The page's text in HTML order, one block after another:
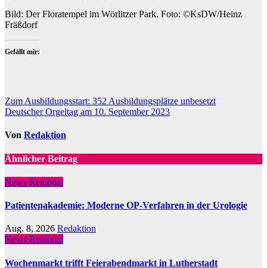
Bild: Der Floratempel im Wörlitzer Park. Foto: ©KsDW/Heinz
Fräßdorf
Gefällt mir:
Beitragsnavigation
Zum Ausbildungsstart: 352 Ausbildungsplätze unbesetzt
Deutscher Orgeltag am 10. September 2023
Von Redaktion
Ähnlicher Beitrag
News Regional
Patientenakademie: Moderne OP-Verfahren in der Urologie
Aug. 8, 2026 Redaktion
News Regional
Wochenmarkt trifft Feierabendmarkt in Lutherstadt